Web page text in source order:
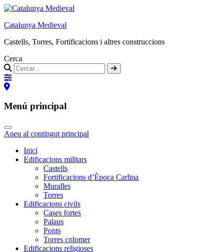
Catalunya Medieval
Castells, Torres, Fortificacions i altres construccions
Cerca
Menú principal
Aneu al contingut principal
Inici
Edificacions militars
Castells
Fortificacions d’Època Carlina
Muralles
Torres
Edificacions civils
Cases fortes
Palaus
Ponts
Torres colomer
Edificacions religioses